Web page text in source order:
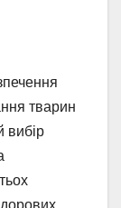
тварин
вибір